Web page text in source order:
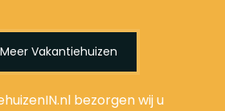
Vakantiehuizen
bezorgen wij u